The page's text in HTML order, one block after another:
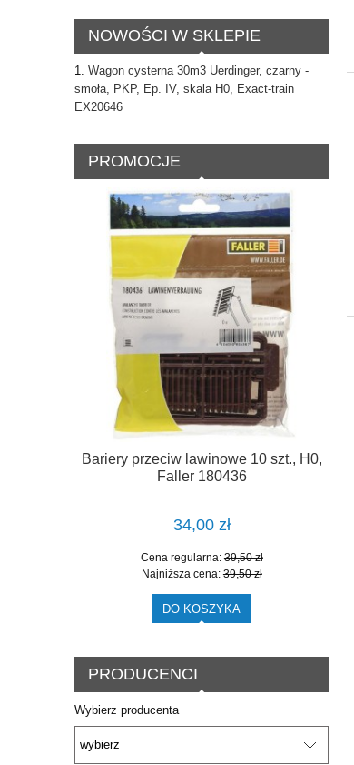
NOWOŚCI W SKLEPIE
Wagon cysterna 30m3 Uerdinger, czarny -
smoła, PKP, Ep. IV, skala H0, Exact-train
EX20646
PROMOCJE
Bariery przeciw lawinowe 10 szt., H0,
Faller 180436
34,00 zł
Cena regularna:39,50 zł
Najniższa cena:39,50 zł
DO KOSZYKA
PRODUCENCI
Wybierz producenta